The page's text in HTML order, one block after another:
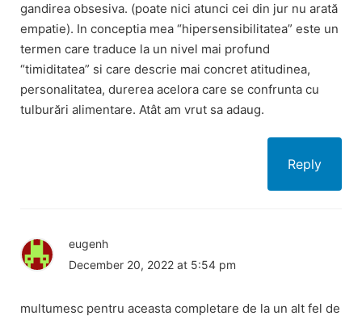
gandirea obsesiva. (poate nici atunci cei din jur nu arată
empatie). In conceptia mea “hipersensibilitatea” este un
termen care traduce la un nivel mai profund
“timiditatea” si care descrie mai concret atitudinea,
personalitatea, durerea acelora care se confrunta cu
tulburări alimentare. Atât am vrut sa adaug.
Reply
eugenh
December 20, 2022 at 5:54 pm
multumesc pentru aceasta completare de la un alt fel de